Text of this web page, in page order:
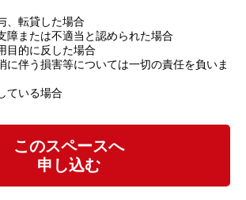
、転貸した場合
障または不適当と認められた場合
目的に反した場合
に伴う損害等については一切の責任を負いま
ている場合
このスペースへ
申し込む